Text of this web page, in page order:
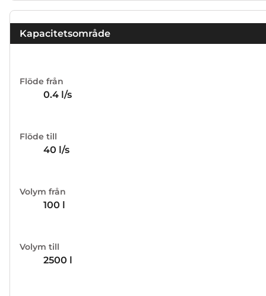
Kapacitetsområde
Flöde från
0.4 l/s
Flöde till
40 l/s
Volym från
100 l
Volym till
2500 l